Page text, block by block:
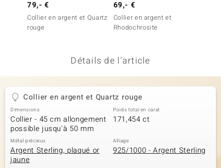
79,- €
Collier en argent et Quartz
rouge
69,- €
Collier en argent et
Rhodochrosite
Détails de l'article
Collier en argent et Quartz rouge
Dimensions
Collier - 45 cm allongement
possible jusqu'à 50 mm
Poids total en carat
171,454 ct
Métal précieux
Argent Sterling, plaqué or
jaune
Alliage
925/1000 - Argent Sterling